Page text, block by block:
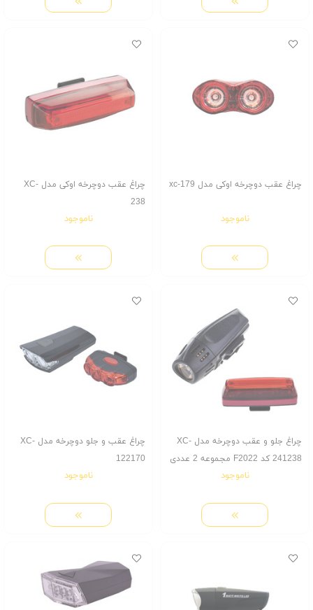
چراغ عقب دوچرخه اوکی مدل xc-179
ناموجود
چراغ عقب دوچرخه اوکی مدل XC-
238
ناموجود
چراغ جلو و عقب دوچرخه مدل XC-
241238 کد F2022 مجموعه 2 عددی
ناموجود
چراغ عقب و جلو دوچرخه مدل XC-
122170
ناموجود